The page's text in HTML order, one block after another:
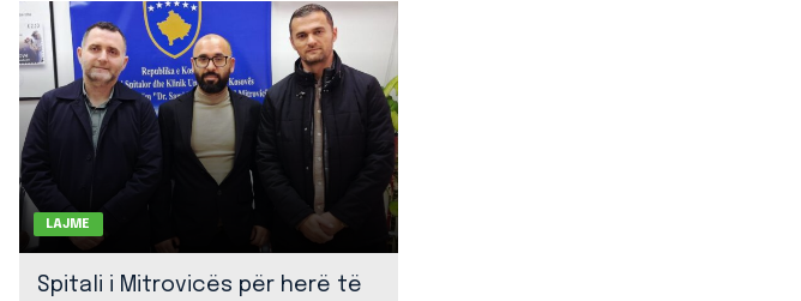
LAJME
Spitali i Mitrovicës për herë të